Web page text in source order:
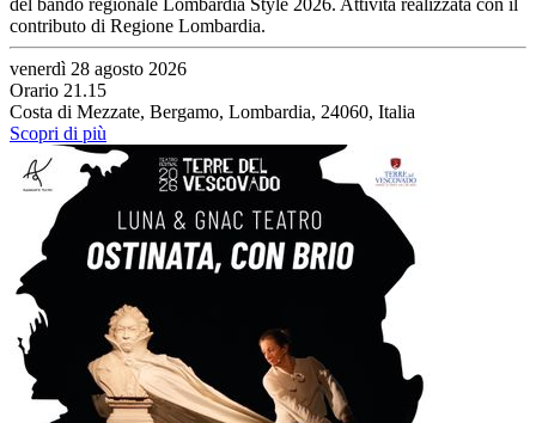
contributo di Regione Lombardia.
venerdì 28 agosto 2026
Orario 21.15
Costa di Mezzate, Bergamo, Lombardia, 24060, Italia
Scopri di più